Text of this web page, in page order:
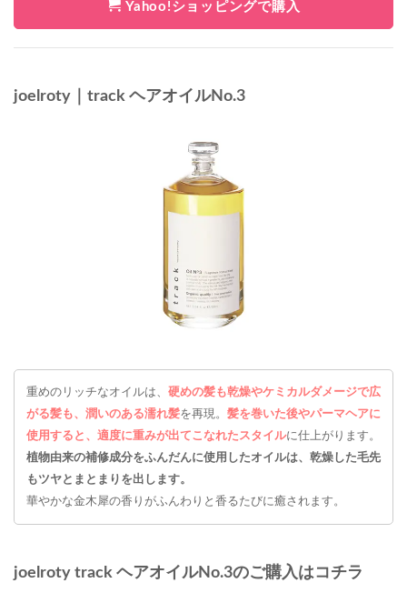
Yahoo!ショッピングで購入
joelroty｜track ヘアオイルNo.3
重めのリッチなオイルは、 硬めの髪も乾燥やケミカルダメージで広
がる髪も、潤いのある濡れ髪を再現。 髪を巻いた後やパーマヘアに
使用すると、適度に重みが出てこなれたスタイルに仕上がります。
植物由来の補修成分をふんだんに使用したオイルは、乾燥した毛先
もツヤとまとまりを出します。
華やかな金木犀の香りがふんわりと香るたびに癒されます。
joelroty track ヘアオイルNo.3のご購入はコチラ